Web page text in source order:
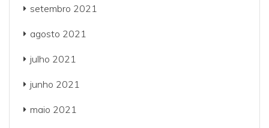
setembro 2021
agosto 2021
julho 2021
junho 2021
maio 2021